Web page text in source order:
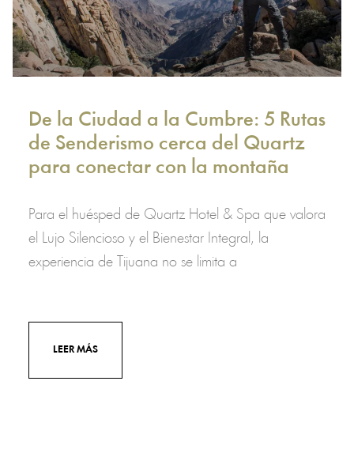
De la Ciudad a la Cumbre: 5 Rutas
de Senderismo cerca del Quartz
para conectar con la montaña
Para el huésped de Quartz Hotel & Spa que valora
el Lujo Silencioso y el Bienestar Integral, la
experiencia de Tijuana no se limita a
LEER MÁS